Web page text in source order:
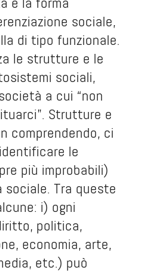
sociale,
di tipo funzionale.
le strutture e le
sociali,
a cui “non
Strutture e
comprendendo, ci
le
più improbabili)
Tra queste
i) ogni
politica,
economia, arte,
etc.) può